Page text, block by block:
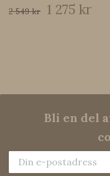
2 549 kr 1 275 kr
Bli en del